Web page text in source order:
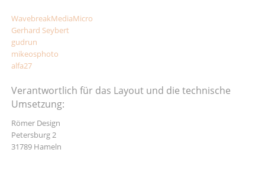
WavebreakMediaMicro
Gerhard Seybert
gudrun
mikeosphoto
alfa27
Verantwortlich für das Layout und die technische
Umsetzung:
Römer Design
Petersburg 2
31789 Hameln